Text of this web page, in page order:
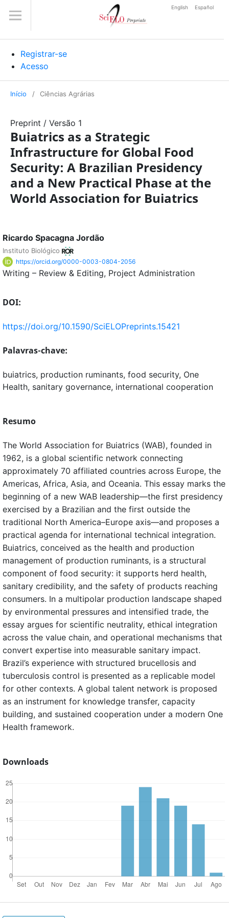
Registrar-se
Acesso
English Español
Início / Ciências Agrárias
Preprint / Versão 1
Buiatrics as a Strategic
Infrastructure for Global Food
Security: A Brazilian Presidency
and a New Practical Phase at the
World Association for Buiatrics
Ricardo Spacagna Jordão
Instituto Biológico
https://orcid.org/0000-0003-0804-2056
Writing – Review & Editing Project Administration
DOI:
https://doi.org/10.1590/SciELOPreprints.15421
Palavras-chave:
buiatrics, production ruminants, food security, One
Health, sanitary governance, international cooperation
Resumo
The World Association for Buiatrics (WAB), founded in
1962, is a global scientific network connecting
approximately 70 affiliated countries across Europe, the
Americas, Africa, Asia, and Oceania. This essay marks the
beginning of a new WAB leadership—the first presidency
exercised by a Brazilian and the first outside the
traditional North America–Europe axis—and proposes a
practical agenda for international technical integration.
Buiatrics, conceived as the health and production
management of production ruminants, is a structural
component of food security: it supports herd health,
sanitary credibility, and the safety of products reaching
consumers. In a multipolar production landscape shaped
by environmental pressures and intensified trade, the
essay argues for scientific neutrality, ethical integration
across the value chain, and operational mechanisms that
convert expertise into measurable sanitary impact.
Brazil’s experience with structured brucellosis and
tuberculosis control is presented as a replicable model
for other contexts. A global talent network is proposed
as an instrument for knowledge transfer, capacity
building, and sustained cooperation under a modern One
Health framework.
Downloads